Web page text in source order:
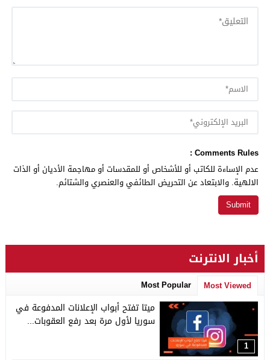
Comments Rules :
عدم الإساءة للكاتب أو للأشخاص أو للمقدسات أو مهاجمة الأديان أو الذات
الالهية. والابتعاد عن التحريض الطائفي والعنصري والشتائم.
أخبار الانترنت
Most Viewed
Most Popular
1
ميتا تفتح أبواب الإعلانات المدفوعة في
سوريا لأول مرة بعد رفع العقوبات...